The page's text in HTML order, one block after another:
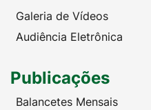
Galeria de Vídeos
Audiência Eletrônica
Publicações
Balancetes Mensais